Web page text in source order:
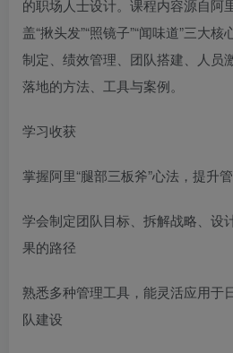
的职场人士设计。课程内容源自阿
盖“揪头发”“照镜子”“闻味道”三大
制定、绩效管理、团队搭建、人员
落地的方法、工具与案例。
学习收获​
掌握阿里“腿部三板斧”心法，提升
学会制定团队目标、拆解战略、设
果的路径
熟悉多种管理工具，能灵活应用于
队建设